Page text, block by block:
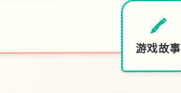
🖍️
游戏故事